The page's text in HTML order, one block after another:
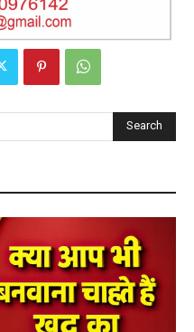
Search